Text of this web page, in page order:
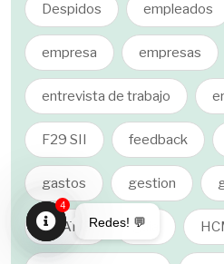
Despidos empleados
empresa empresas
entrevista de trabajo
F29 SII feedback
gastos gestion
GRATIS guia
Redes! 💬
Open
4